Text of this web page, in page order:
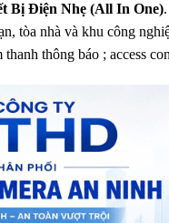
Bị Điện Nhẹ (All In One)
tòa nhà và khu công
thông báo ; access